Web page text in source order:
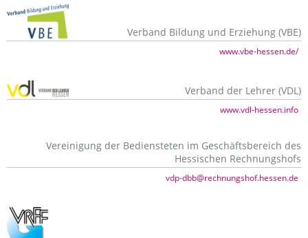
Verband Bildung und Erziehung (VBE)
www.vbe-hessen.de/
Verband der Lehrer (VDL)
www.vdl-hessen.info
Vereinigung der Bediensteten im Geschäftsbereich des
Hessischen Rechnungshofs
vdp-dbb@rechnungshof.hessen.de